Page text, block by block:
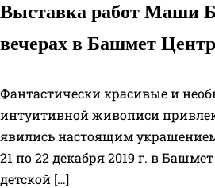
Выставка работ Маши
вечерах в Башмет
Фантастически красивые и
интуитивной живописи
явились настоящим
21 по 22 декабря 2019 г. в
детской […]